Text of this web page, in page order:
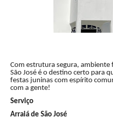
Com estrutura segura, ambiente
São José é o destino certo para
festas juninas com espírito
com a gente!
Serviço
Arraiá de São José